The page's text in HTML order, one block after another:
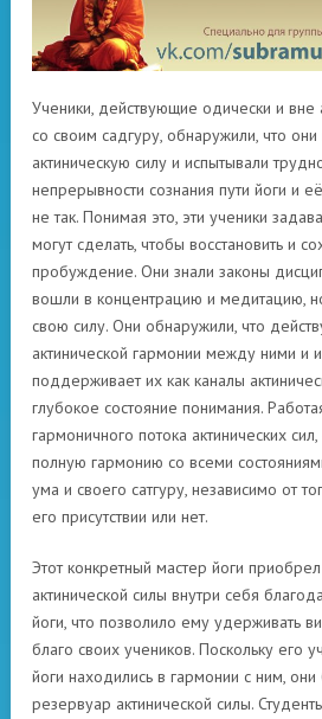
Ученики, действующие одически и вне
со своим садгуру, обнаружили, что
актиническую силу и испытывали
непрерывности сознания пути йоги и
не так. Понимая это, эти ученики
могут сделать, чтобы восстановить и
пробуждение. Они знали законы
вошли в концентрацию и медитацию,
свою силу. Они обнаружили, что
актинической гармонии между ними и
поддерживает их как каналы
глубокое состояние понимания.
гармоничного потока актинических
полную гармонию со всеми
ума и своего сатгуру, независимо от
его присутствии или нет.
Этот конкретный мастер йоги
актинической силы внутри себя
йоги, что позволило ему удерживать
благо своих учеников. Поскольку его
йоги находились в гармонии с ним,
резервуар актинической силы.